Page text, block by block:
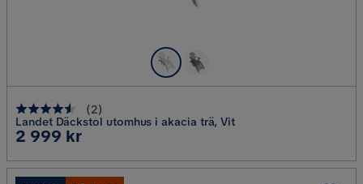
(2)
Landet Däckstol utomhus i akacia trä, Vit
Pris
2 999 kr